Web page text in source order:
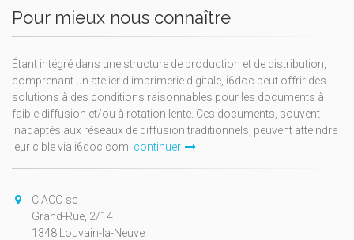
Pour mieux nous connaître
Étant intégré dans une structure de production et de distribution,
comprenant un atelier d'imprimerie digitale, i6doc peut offrir des
solutions à des conditions raisonnables pour les documents à
faible diffusion et/ou à rotation lente. Ces documents, souvent
inadaptés aux réseaux de diffusion traditionnels, peuvent atteindre
leur cible via i6doc.com. continuer
CIACO sc
Grand-Rue, 2/14
1348 Louvain-la-Neuve